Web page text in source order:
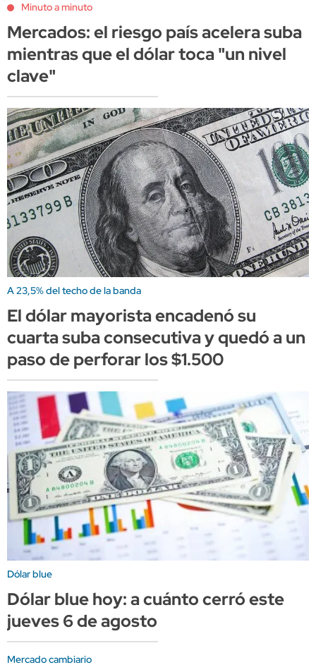
Minuto a minuto
Mercados: el riesgo país acelera suba
mientras que el dólar toca "un nivel
clave"
A 23,5% del techo de la banda
El dólar mayorista encadenó su
cuarta suba consecutiva y quedó a un
paso de perforar los $1.500
Dólar blue
Dólar blue hoy: a cuánto cerró este
jueves 6 de agosto
Mercado cambiario